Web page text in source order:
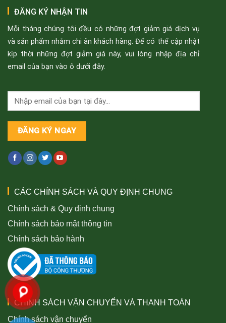
ĐĂNG KÝ NHẬN TIN
Mỗi tháng chúng tôi đều có những đợt giảm giá dịch vụ
và sản phẩm nhằm chi ân khách hàng. Để có thể cập nhật
kịp thời những đợt giảm giá này, vui lòng nhập địa chỉ
email của bạn vào ô dưới đây.
CÁC CHÍNH SÁCH VÀ QUY ĐỊNH CHUNG
Chính sách & Quy định chung
Chính sách bảo mật thông tin
Chính sách bảo hành
CHÍNH SÁCH VẬN CHUYỂN VÀ THANH TOÁN
Chính sách vận chuyển